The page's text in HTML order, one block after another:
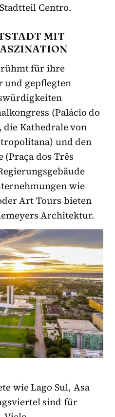
Centro.
MIT
für ihre
gepflegten
(Palácio do
die Kathedrale von
und den
(Praça dos Três
wie
Art Tours bieten
Architektur.
wie Lago Sul, Asa
sind für